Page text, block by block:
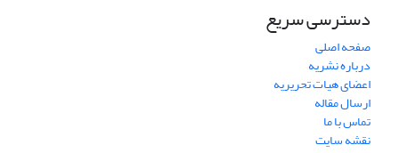
دسترسی سریع
صفحه اصلی
درباره نشریه
اعضای هیات تحریریه
ارسال مقاله
تماس با ما
نقشه سایت